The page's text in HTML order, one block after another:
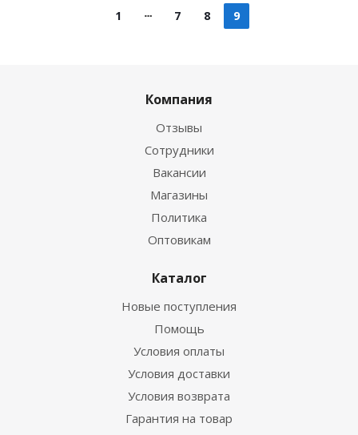
1 7 8 9
Компания
Отзывы
Сотрудники
Вакансии
Магазины
Политика
Оптовикам
Каталог
Новые поступления
Помощь
Условия оплаты
Условия доставки
Условия возврата
Гарантия на товар